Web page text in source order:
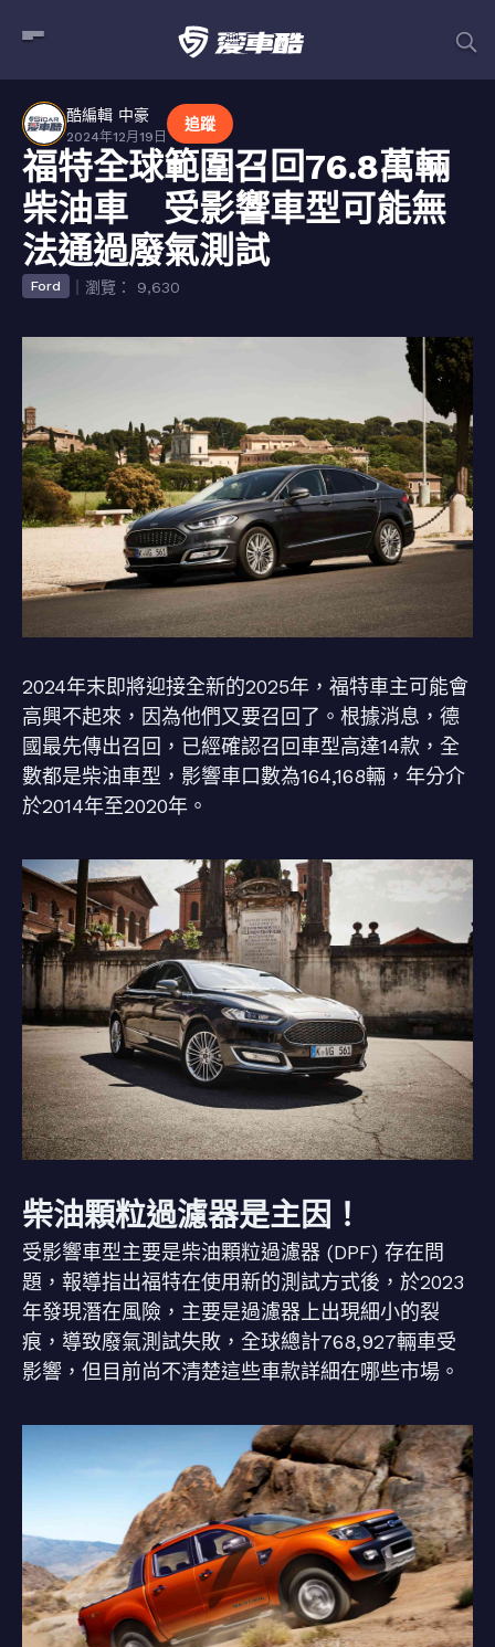
酷編輯 中豪
2024年12月19日
追蹤
福特全球範圍召回76.8萬輛
柴油車 受影響車型可能無
法通過廢氣測試
Ford ｜瀏覽： 9,630
2024年末即將迎接全新的2025年，福特車主可能會
高興不起來，因為他們又要召回了。根據消息，德
國最先傳出召回，已經確認召回車型高達14款，全
數都是柴油車型，影響車口數為164,168輛，年分介
於2014年至2020年。
柴油顆粒過濾器是主因！
受影響車型主要是柴油顆粒過濾器 (DPF) 存在問
題，報導指出福特在使用新的測試方式後，於2023
年發現潛在風險，主要是過濾器上出現細小的裂
痕，導致廢氣測試失敗，全球總計768,927輛車受
影響，但目前尚不清楚這些車款詳細在哪些市場。